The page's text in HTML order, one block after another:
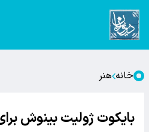
خانه هنر
بایکوت ژولیت بینوش